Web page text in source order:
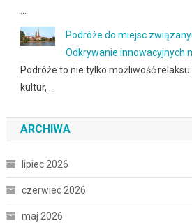
…
Podróże do miejsc
Odkrywanie innowacyjnych
Podróże to nie tylko możliwość
kultur, …
ARCHIWA
lipiec 2026
czerwiec 2026
maj 2026